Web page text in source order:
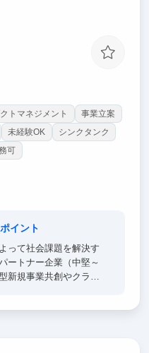
ことができます。
ル・外銀・総合商社等
トマネジメント
事業立案
未経験OK
シンクタンク
可
イント
って社会課題を解決す
ートナー企業（中堅～
新規事業共創やクライ